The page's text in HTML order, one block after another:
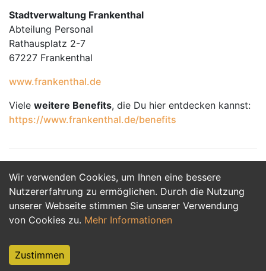
Wir verwenden Cookies, um Ihnen eine bessere
Nutzererfahrung zu ermöglichen. Durch die Nutzung
unserer Webseite stimmen Sie unserer Verwendung
von Cookies zu. Mehr Informationen
Zustimmen
Stadtverwaltung Frankenthal
Abteilung Personal
Rathausplatz 2-7
67227 Frankenthal
www.frankenthal.de
Viele weitere Benefits, die Du hier entdecken kannst:
https://www.frankenthal.de/benefits
Jetzt Bewerben